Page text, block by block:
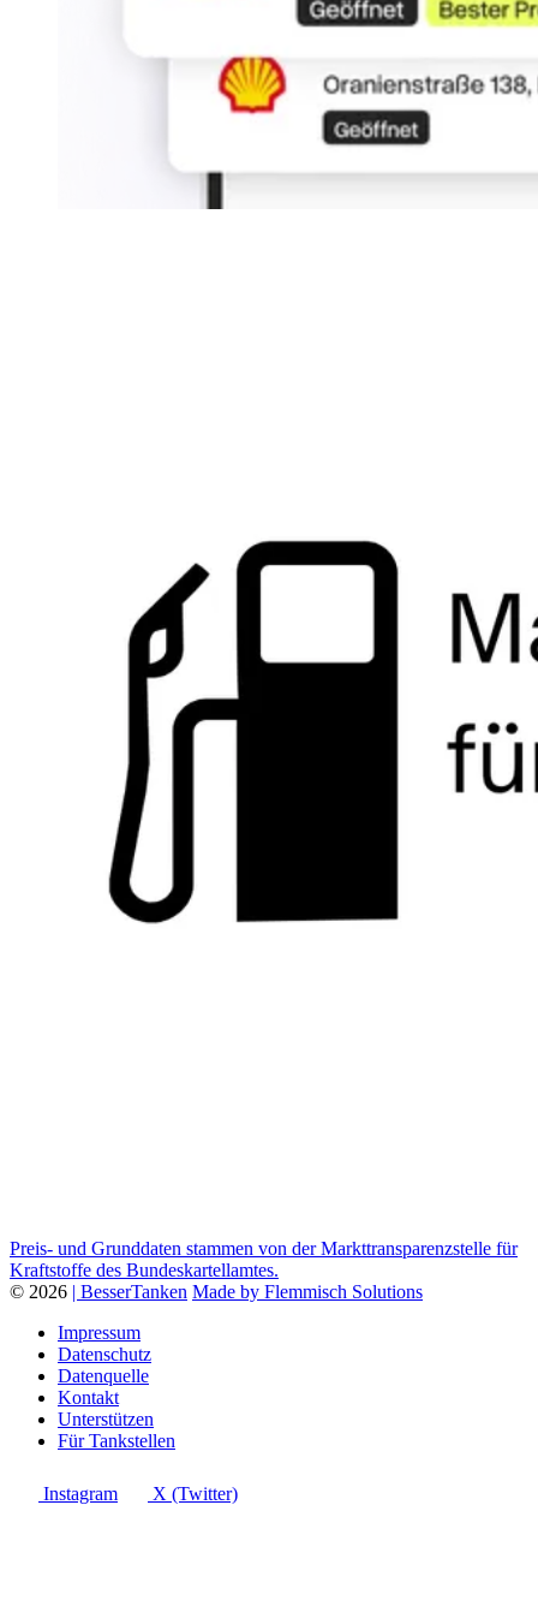
Preis- und Grunddaten stammen von der Markttransparenzstelle für
Kraftstoffe des Bundeskartellamtes.
© 2026 | BesserTanken Made by Flemmisch Solutions
Impressum
Datenschutz
Datenquelle
Kontakt
Unterstützen
Für Tankstellen
Instagram X (Twitter)